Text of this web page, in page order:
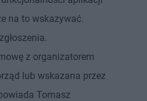
na to wskazywać.
z organizatorem
lub wskazana przez
Tomasz